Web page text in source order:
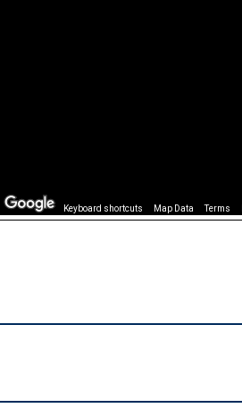
Keyboard shortcuts Map Data Terms